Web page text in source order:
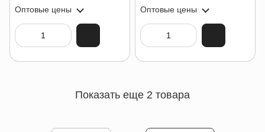
Оптовые цены Оптовые цены
Показать еще 2 товара